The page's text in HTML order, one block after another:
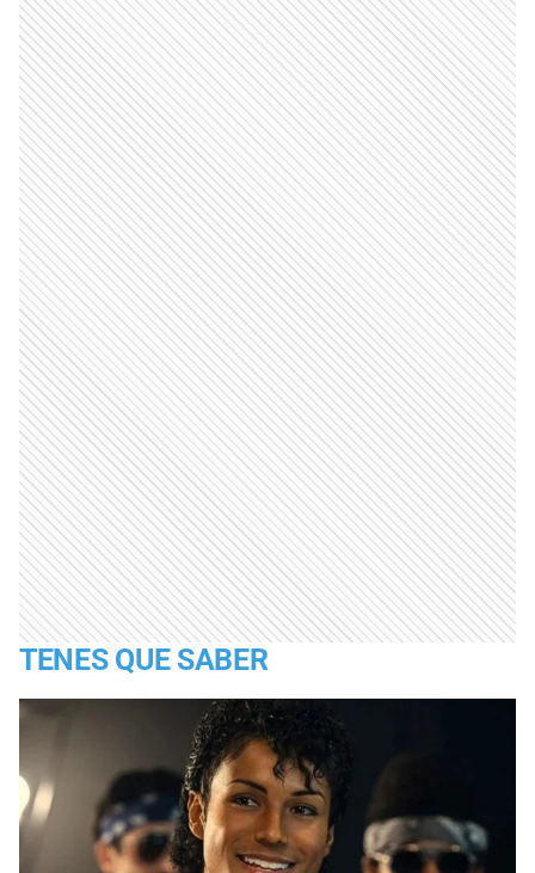
TENES QUE SABER